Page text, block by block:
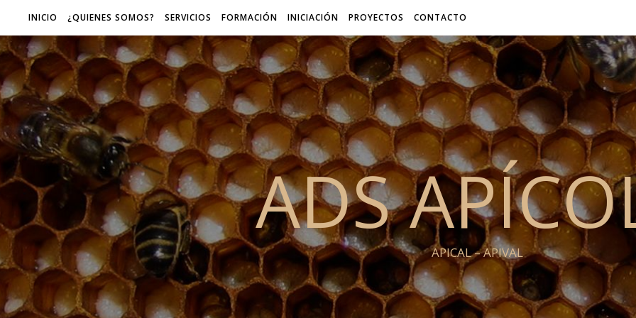
INICIO ¿QUIENES SOMOS? SERVICIOS FORMACIÓN INICIACIÓN PROYECTOS CONTACTO
ADS
APICAL – APIVAL